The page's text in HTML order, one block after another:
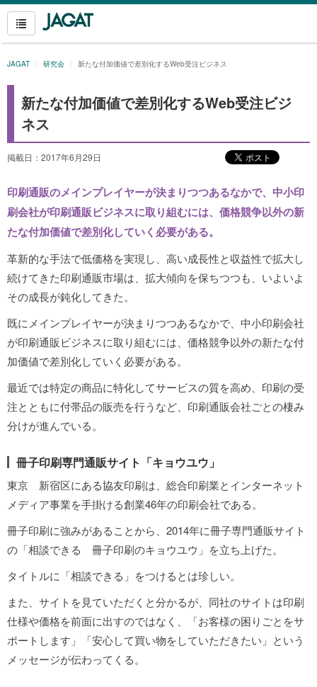
JAGAT 研究会 新たな付加価値で差別化するWeb受注ビジネス
新たな付加価値で差別化するWeb受注ビジ
ネス
掲載日：2017年6月29日
印刷通販のメインプレイヤーが決まりつつあるなかで、中小印
刷会社が印刷通販ビジネスに取り組むには、価格競争以外の新
たな付加価値で差別化していく必要がある。
革新的な手法で低価格を実現し、高い成長性と収益性で拡大し
続けてきた印刷通販市場は、拡大傾向を保ちつつも、いよいよ
その成長が鈍化してきた。
既にメインプレイヤーが決まりつつあるなかで、中小印刷会社
が印刷通販ビジネスに取り組むには、価格競争以外の新たな付
加価値で差別化していく必要がある。
最近では特定の商品に特化してサービスの質を高め、印刷の受
注とともに付帯品の販売を行うなど、印刷通販会社ごとの棲み
分けが進んでいる。
冊子印刷専門通販サイト「キョウユウ」
東京 新宿区にある協友印刷は、総合印刷業とインターネット
メディア事業を手掛ける創業46年の印刷会社である。
冊子印刷に強みがあることから、2014年に冊子専門通販サイト
の「相談できる 冊子印刷のキョウユウ」を立ち上げた。
タイトルに「相談できる」をつけるとは珍しい。
また、サイトを見ていただくと分かるが、同社のサイトは印刷
仕様や価格を前面に出すのではなく、「お客様の困りごとをサ
ポートします」「安心して買い物をしていただきたい」という
メッセージが伝わってくる。